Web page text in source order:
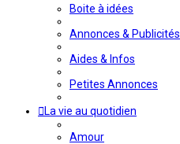
Boite à idées
Annonces & Publicités
Aides & Infos
Petites Annonces
La vie au quotidien
Amour